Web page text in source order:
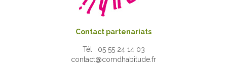
Contact partenariats
Tél : 05 55 24 14 03
contact@comdhabitude.fr